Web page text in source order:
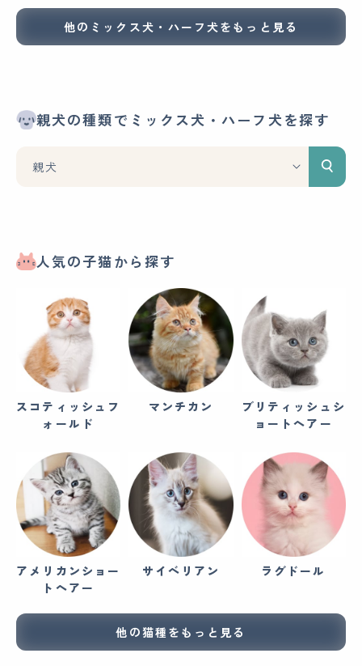
他のミックス犬・ハーフ犬をもっと見る
親犬の種類でミックス犬・ハーフ犬を探す
人気の子猫から探す
スコティッシュフ
ォールド
マンチカン
ブリティッシュシ
ョートヘアー
アメリカンショー
トヘアー
サイベリアン ラグドール
他の猫種をもっと見る